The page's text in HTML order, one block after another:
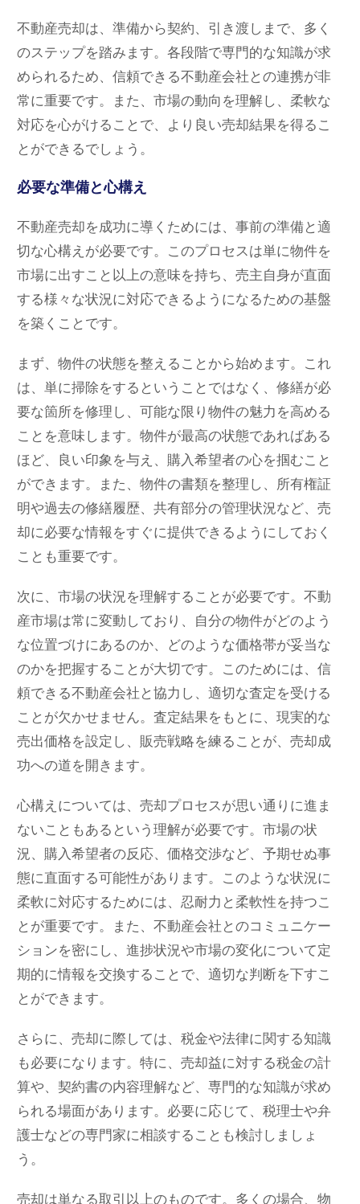
不動産売却は、準備から契約、引き渡しまで、多く
のステップを踏みます。各段階で専門的な知識が求
められるため、信頼できる不動産会社との連携が非
常に重要です。また、市場の動向を理解し、柔軟な
対応を心がけることで、より良い売却結果を得るこ
とができるでしょう。
必要な準備と心構え
不動産売却を成功に導くためには、事前の準備と適
切な心構えが必要です。このプロセスは単に物件を
市場に出すこと以上の意味を持ち、売主自身が直面
する様々な状況に対応できるようになるための基盤
を築くことです。
まず、物件の状態を整えることから始めます。これ
は、単に掃除をするということではなく、修繕が必
要な箇所を修理し、可能な限り物件の魅力を高める
ことを意味します。物件が最高の状態であればある
ほど、良い印象を与え、購入希望者の心を掴むこと
ができます。また、物件の書類を整理し、所有権証
明や過去の修繕履歴、共有部分の管理状況など、売
却に必要な情報をすぐに提供できるようにしておく
ことも重要です。
次に、市場の状況を理解することが必要です。不動
産市場は常に変動しており、自分の物件がどのよう
な位置づけにあるのか、どのような価格帯が妥当な
のかを把握することが大切です。このためには、信
頼できる不動産会社と協力し、適切な査定を受ける
ことが欠かせません。査定結果をもとに、現実的な
売出価格を設定し、販売戦略を練ることが、売却成
功への道を開きます。
心構えについては、売却プロセスが思い通りに進ま
ないこともあるという理解が必要です。市場の状
況、購入希望者の反応、価格交渉など、予期せぬ事
態に直面する可能性があります。このような状況に
柔軟に対応するためには、忍耐力と柔軟性を持つこ
とが重要です。また、不動産会社とのコミュニケー
ションを密にし、進捗状況や市場の変化について定
期的に情報を交換することで、適切な判断を下すこ
とができます。
さらに、売却に際しては、税金や法律に関する知識
も必要になります。特に、売却益に対する税金の計
算や、契約書の内容理解など、専門的な知識が求め
られる場面があります。必要に応じて、税理士や弁
護士などの専門家に相談することも検討しましょ
う。
売却は単なる取引以上のものです。多くの場合、物